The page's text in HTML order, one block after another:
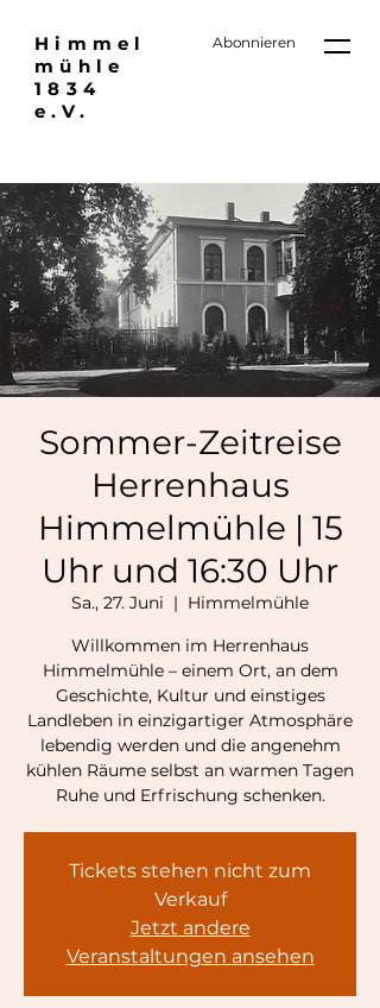
Himmel
mühle
1834
e.V.
Abonnieren
Sommer-Zeitreise
Herrenhaus
Himmelmühle | 15
Uhr und 16:30 Uhr
Sa., 27. Juni
  |
Himmelmühle
Willkommen im Herrenhaus
Himmelmühle – einem Ort, an dem
Geschichte, Kultur und einstiges
Landleben in einzigartiger Atmosphäre
lebendig werden und die angenehm
kühlen Räume selbst an warmen Tagen
Ruhe und Erfrischung schenken.
Tickets stehen nicht zum
Verkauf
Jetzt andere
Veranstaltungen ansehen